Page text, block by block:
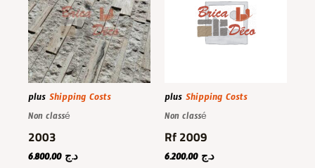
plus Shipping Costs
Non classé
2003
د.ج 6.800,00
plus Shipping Costs
Non classé
Rf 2009
د.ج 6.200,00